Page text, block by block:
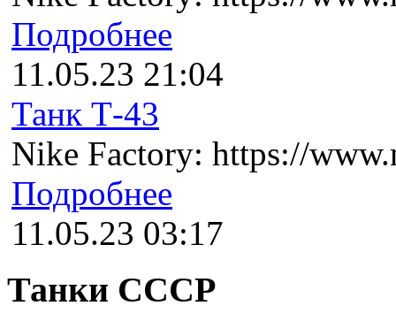
Подробнее
11.05.23 21:04
Танк Т-43
Nike Factory: https://
Подробнее
11.05.23 03:17
Танки СССР